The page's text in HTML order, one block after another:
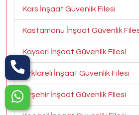
Kars İnşaat Güvenlik Filesi
Kastamonu İnşaat Güvenlik
Kayseri İnşaat Güvenlik Filesi
Kırklareli İnşaat Güvenlik Filesi
Kırşehir İnşaat Güvenlik Filesi